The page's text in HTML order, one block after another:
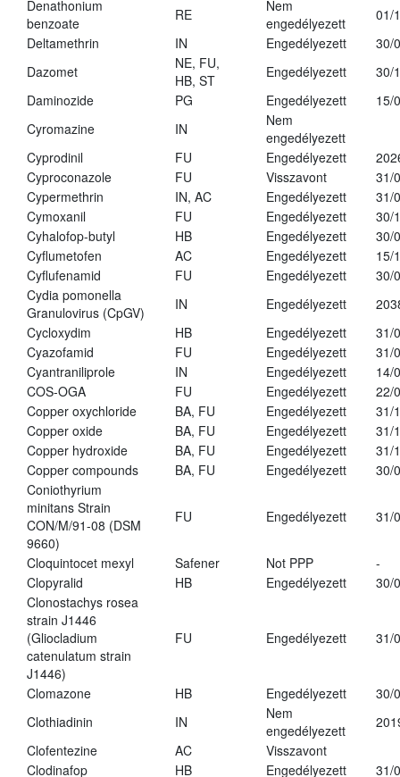
Denathonium
benzoate
RE
Nem
engedélyezett
01/
Deltamethrin
IN Engedélyezett
30/
Dazomet
NE, FU,
HB, ST
Engedélyezett
30/
Daminozide
PG Engedélyezett
15/
Cyromazine
IN
Nem
engedélyezett
Cyprodinil
FU Engedélyezett
Cyproconazole
FU Visszavont
31/
Cypermethrin
IN, AC Engedélyezett
31/
Cymoxanil
FU Engedélyezett
30/
Cyhalofop-butyl
HB Engedélyezett
30/
Cyflumetofen
AC Engedélyezett
15/
Cyflufenamid
FU Engedélyezett
30/
Cydia pomonella
Granulovirus (CpGV)
IN Engedélyezett
Cycloxydim
HB Engedélyezett
31/
Cyazofamid
FU Engedélyezett
31/
Cyantraniliprole
IN Engedélyezett
14/
COS-OGA
FU Engedélyezett
22/
Copper oxychloride
BA, FU Engedélyezett
31/
Copper oxide
BA, FU Engedélyezett
31/
Copper hydroxide
BA, FU Engedélyezett
31/
Copper compounds
BA, FU Engedélyezett
30/
Coniothyrium
minitans Strain
CON/M/91-08 (DSM
9660)
FU Engedélyezett 31/
Cloquintocet mexyl Safener Not PPP
-
Clopyralid
HB Engedélyezett
30/
Clonostachys rosea
strain J1446
(Gliocladium
catenulatum strain
J1446)
FU Engedélyezett 31/
Clomazone HB Engedélyezett
30/
Clothiadinin
IN
Nem
engedélyezett
Clofentezine
AC
Visszavont
Clodinafop
HB Engedélyezett 31/